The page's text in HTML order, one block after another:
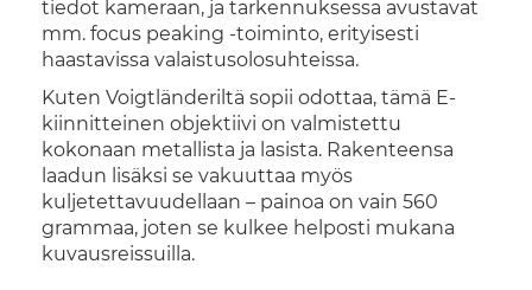
tiedot kameraan, ja tarkennuksessa avustavat
mm. focus peaking -toiminto, erityisesti
haastavissa valaistusolosuhteissa.
Kuten Voigtländeriltä sopii odottaa, tämä E-
kiinnitteinen objektiivi on valmistettu
kokonaan metallista ja lasista. Rakenteensa
laadun lisäksi se vakuuttaa myös
kuljetettavuudellaan – painoa on vain 560
grammaa, joten se kulkee helposti mukana
kuvausreissuilla.